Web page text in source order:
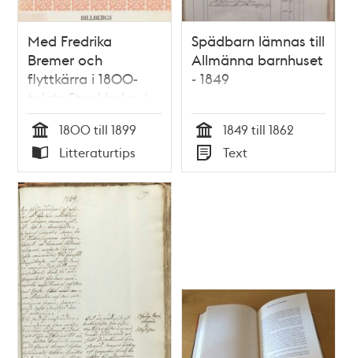
Med Fredrika
Bremer och
flyttkärra i 1800-
talets Stockholm /
Bengt Järbe
Tid
1800 till 1899
Typ
Litteraturtips
Spädbarn lämnas till
Allmänna barnhuset
- 1849
Tid
1849 till 1862
Typ
Text